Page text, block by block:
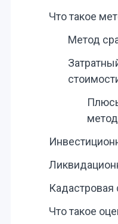
Что такое
Метод
Кадастровая
Что такое